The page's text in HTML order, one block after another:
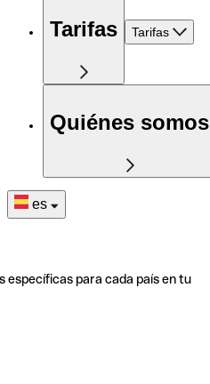
Tarifas Tarifas
Quiénes somos
es
específicas para cada país en tu